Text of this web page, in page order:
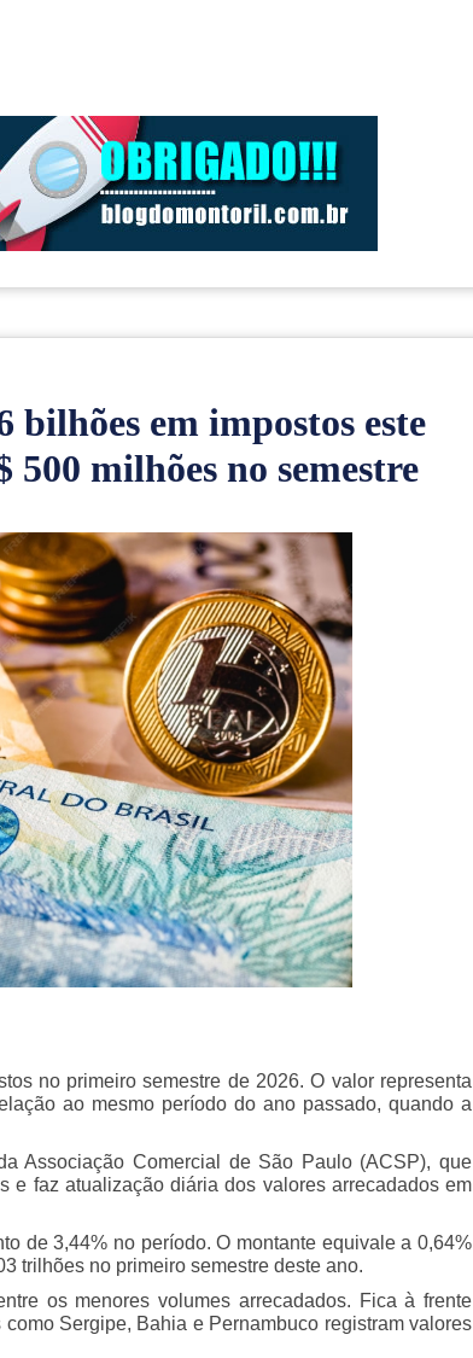
em impostos este
milhões no semestre
no primeiro semestre de 2026. O valor representa
ao mesmo período do ano passado, quando a
Associação Comercial de São Paulo (ACSP), que
e faz atualização diária dos valores arrecadados em
de 3,44% no período. O montante equivale a 0,64%
trilhões no primeiro semestre deste ano.
os menores volumes arrecadados. Fica à frente
Sergipe, Bahia e Pernambuco registram valores